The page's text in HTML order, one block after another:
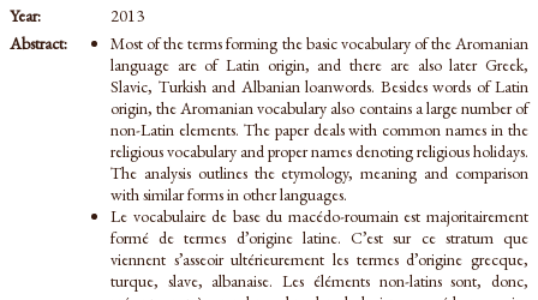
Year:
2013
Abstract:
Most of the terms forming the basic vocabulary of the Aromanian
language are of Latin origin, and there are also later Greek,
Slavic, Turkish and Albanian loanwords. Besides words of Latin
origin, the Aromanian vocabulary also contains a large number of
non-Latin elements. The paper deals with common names in the
religious vocabulary and proper names denoting religious holidays.
The analysis outlines the etymology, meaning and comparison
with similar forms in other languages.
Le vocabulaire de base du macédo-roumain est majoritairement
formé de termes d’origine latine. C’est sur ce stratum que
viennent s’asseoir ultérieurement les termes d’origine grecque,
turque, slave, albanaise. Les éléments non-latins sont, donc,